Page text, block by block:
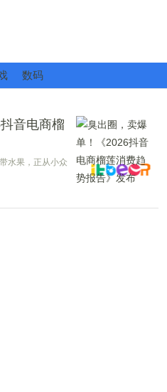
数码
音电商榴
水果，正从小众